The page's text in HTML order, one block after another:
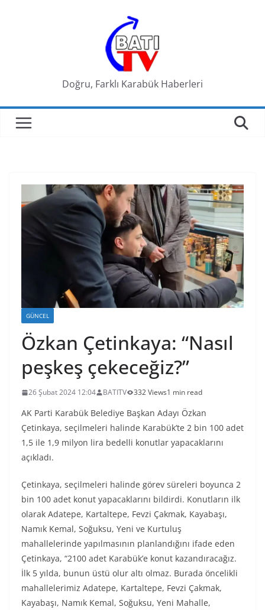
Doğru, Farklı Karabük Haberleri
GÜNCEL
Özkan Çetinkaya: “Nasıl
peşkeş çekeceğiz?”
26 Şubat 2024 12:04 BATITV 332 Views1 min read
AK Parti Karabük Belediye Başkan Adayı Özkan
Çetinkaya, seçilmeleri halinde Karabük’te 2 bin 100 adet
1,5 ile 1,9 milyon lira bedelli konutlar yapacaklarını
açıkladı.
Çetinkaya, seçilmeleri halinde görev süreleri boyunca 2
bin 100 adet konut yapacaklarını bildirdi. Konutların ilk
olarak Adatepe, Kartaltepe, Fevzi Çakmak, Kayabaşı,
Namık Kemal, Soğuksu, Yeni ve Kurtuluş
mahallelerinde yapılmasının planlandığını ifade eden
Çetinkaya, “2100 adet Karabük’e konut kazandıracağız.
İlk 5 yılda, bunun üstü olur altı olmaz. Burada öncelikli
mahallelerimiz Adatepe, Kartaltepe, Fevzi Çakmak,
Kayabaşı, Namık Kemal, Soğuksu, Yeni Mahalle,